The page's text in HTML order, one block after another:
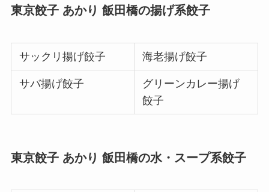
東京餃子 あかり 飯田橋の揚げ系餃子
サックリ揚げ餃子 海老揚げ餃子
サバ揚げ餃子
グリーンカレー揚げ
餃子
東京餃子 あかり 飯田橋の水・スープ系餃子